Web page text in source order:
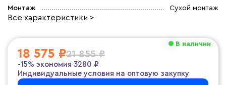
Монтаж Сухой монтаж
Все характеристики >
В наличии
18 575 ₽21 855 ₽
-15% экономия 3280 ₽
Индивидуальные условия на оптовую закупку